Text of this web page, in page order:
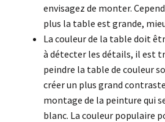
envisagez de monter.
plus la table est grande,
La couleur de la table doit
à détecter les détails, il est
peindre la table de couleur
créer un plus grand
montage de la peinture qui
blanc. La couleur populaire